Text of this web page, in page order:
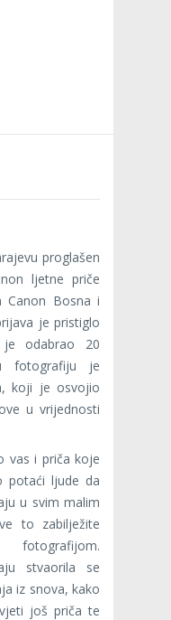
proglašen
ljetne priče
Canon Bosna i
je pristiglo
odabrao 20
fotografiju je
koji je osvojio
u vrijednosti
vas i priča koje
potaći ljude da
u svim malim
to zabilježite
stvaorila se
iz snova, kako
još priča te